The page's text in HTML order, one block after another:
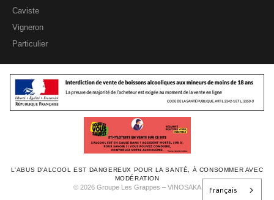
Caviste
Vigneron
Particulier
L'ABUS D'ALCOOL EST DANGEREUX POUR LA SANTÉ, À CONSOMMER AVEC
MODÉRATION
© 2026 Groupe Les Grappes – VINOSAKA Français